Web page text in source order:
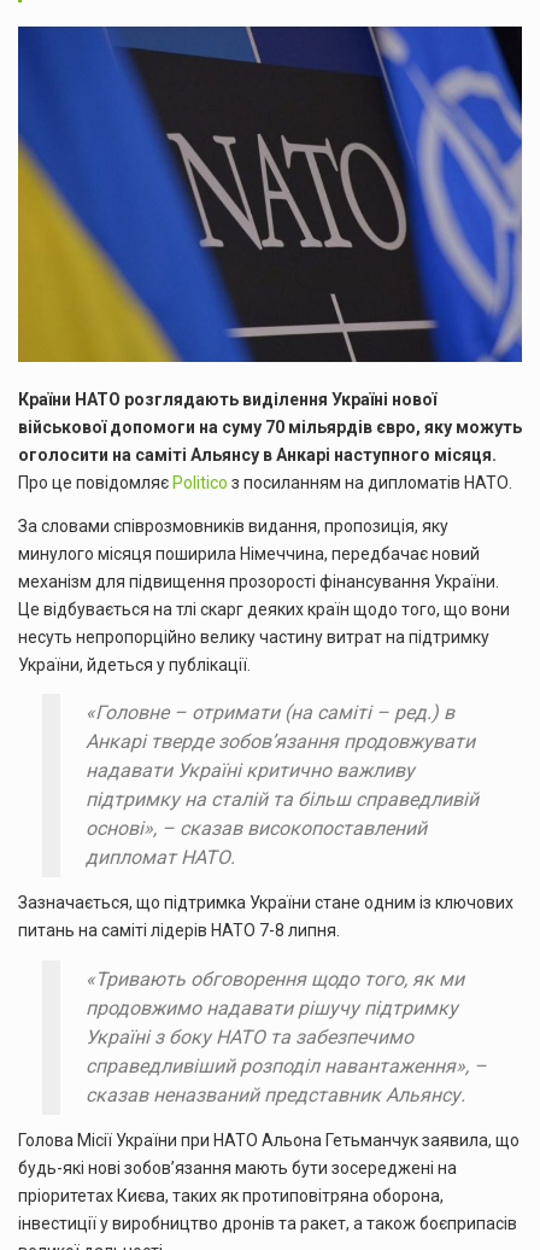
Країни НАТО розглядають виділення Україні нової
військової допомоги на суму 70 мільярдів євро, яку можуть
оголосити на саміті Альянсу в Анкарі наступного місяця.
Про це повідомляє Politico з посиланням на дипломатів НАТО.
За словами співрозмовників видання, пропозиція, яку
минулого місяця поширила Німеччина, передбачає новий
механізм для підвищення прозорості фінансування України.
Це відбувається на тлі скарг деяких країн щодо того, що вони
несуть непропорційно велику частину витрат на підтримку
України, йдеться у публікації.
«Головне – отримати (на саміті – ред.) в
Анкарі тверде зобов’язання продовжувати
надавати Україні критично важливу
підтримку на сталій та більш справедливій
основі», – сказав високопоставлений
дипломат НАТО.
Зазначається, що підтримка України стане одним із ключових
питань на саміті лідерів НАТО 7-8 липня.
«Тривають обговорення щодо того, як ми
продовжимо надавати рішучу підтримку
Україні з боку НАТО та забезпечимо
справедливіший розподіл навантаження», –
сказав неназваний представник Альянсу.
Голова Місії України при НАТО Альона Гетьманчук заявила, що
будь-які нові зобов’язання мають бути зосереджені на
пріоритетах Києва, таких як протиповітряна оборона,
інвестиції у виробництво дронів та ракет, а також боєприпасів